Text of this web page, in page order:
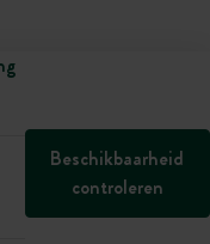
Beschikbaarheid
controleren